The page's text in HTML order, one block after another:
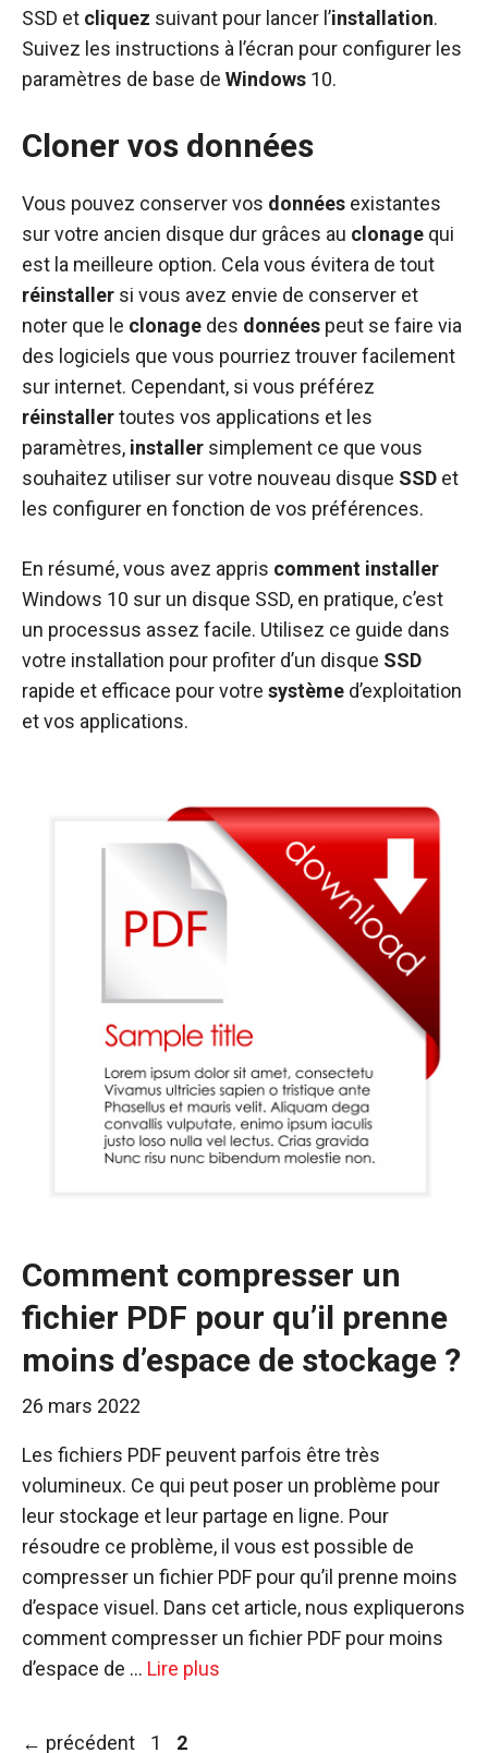
SSD et cliquez suivant pour lancer l’installation.
Suivez les instructions à l’écran pour configurer les
paramètres de base de Windows 10.
Cloner vos données
Vous pouvez conserver vos données existantes
sur votre ancien disque dur grâces au clonage qui
est la meilleure option. Cela vous évitera de tout
réinstaller si vous avez envie de conserver et
noter que le clonage des données peut se faire via
des logiciels que vous pourriez trouver facilement
sur internet. Cependant, si vous préférez
réinstallertoutes vos applications et les
paramètres, installer simplement ce que vous
souhaitez utiliser sur votre nouveau disque SSD et
les configurer en fonction de vos préférences.
En résumé, vous avez appris comment installer
Windows 10 sur un disque SSD, en pratique, c’est
un processus assez facile. Utilisez ce guide dans
votre installation pour profiter d’un disque SSD
rapide et efficace pour votre système d’exploitation
et vos applications.
Comment compresser un
fichier PDF pour qu’il prenne
moins d’espace de stockage ?
26 mars 2022
Les fichiers PDF peuvent parfois être très
volumineux. Ce qui peut poser un problème pour
leur stockage et leur partage en ligne. Pour
résoudre ce problème, il vous est possible de
compresser un fichier PDF pour qu’il prenne moins
d’espace visuel. Dans cet article, nous expliquerons
comment compresser un fichier PDF pour moins
d’espace de … Lire plus
← précédent Page
1 Page
2